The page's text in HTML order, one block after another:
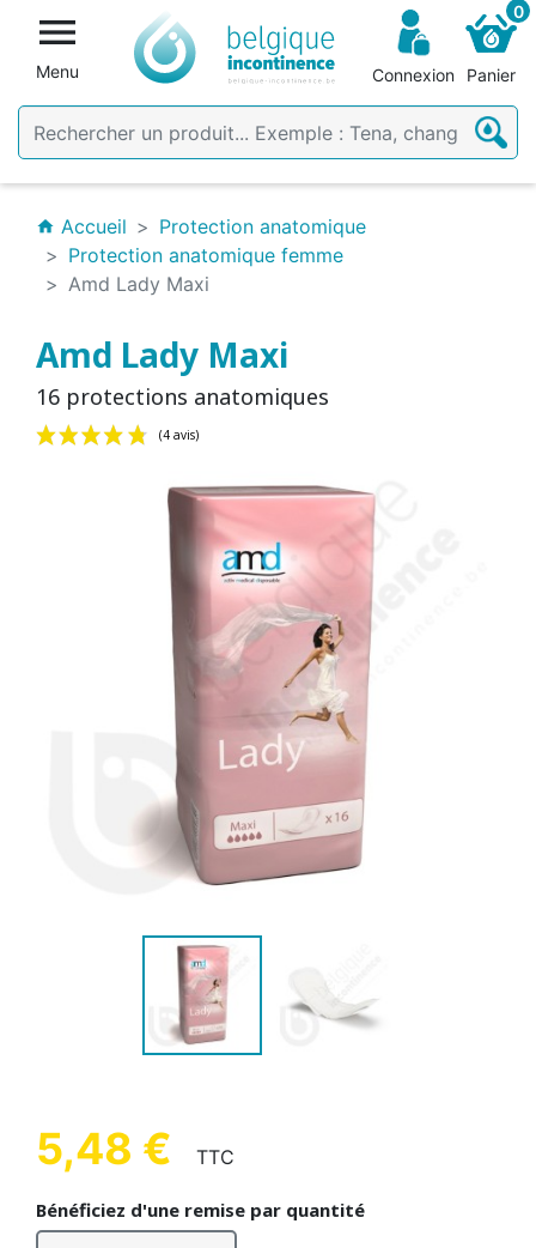

Menu Connexion
0
Panier
home Accueil
Protection anatomique
Protection anatomique femme
Amd Lady Maxi
Amd Lady Maxi
16 protections anatomiques
(4 avis)
5,48 € TTC
Bénéficiez d'une remise par quantité